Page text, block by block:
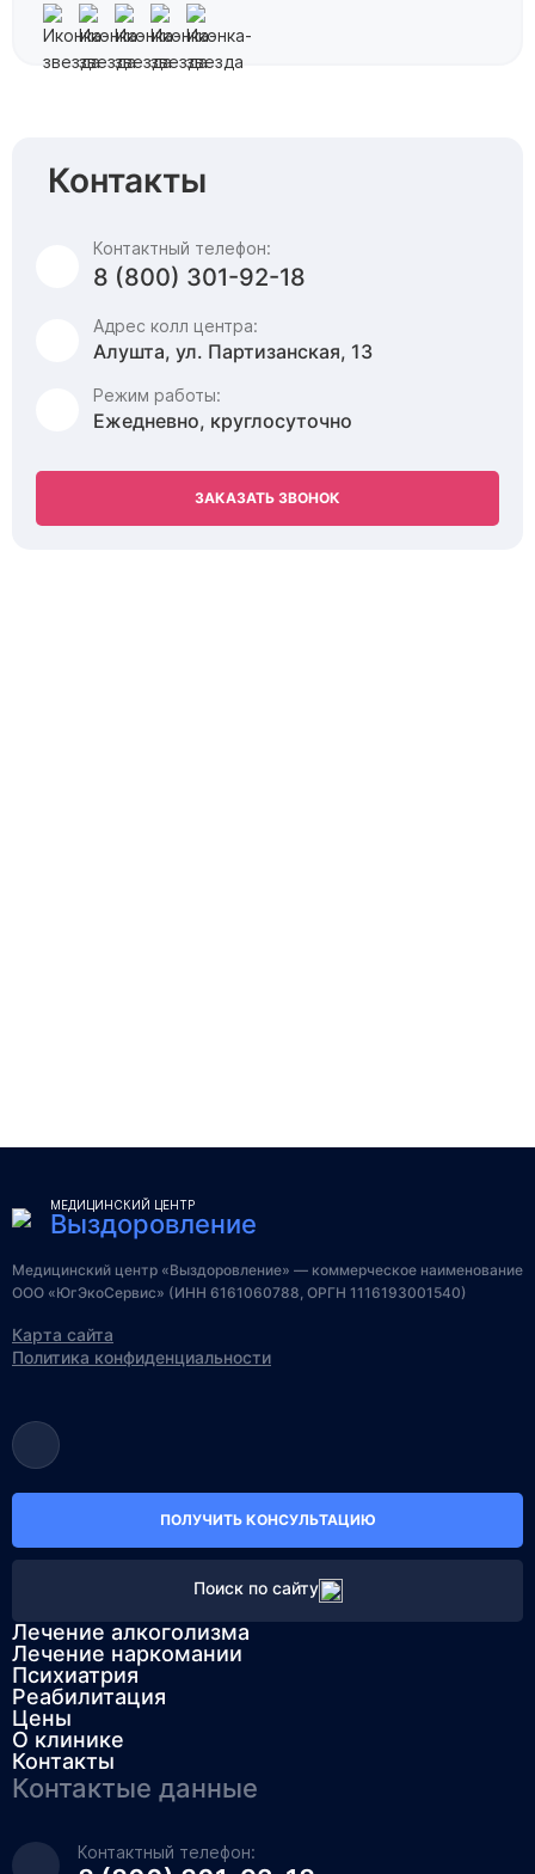
Контакты
Контактный телефон:
8 (800) 301-92-18
Адрес колл центра:
Алушта, ул. Партизанская, 13
Режим работы:
Ежедневно, круглосуточно
ЗАКАЗАТЬ ЗВОНОК
МЕДИЦИНСКИЙ ЦЕНТР
Выздоровление
Медицинский центр «Выздоровление» — коммерческое наименование
ООО «ЮгЭкоСервис» (ИНН 6161060788, ОРГН 1116193001540)
Карта сайта
Политика конфиденциальности
ПОЛУЧИТЬ КОНСУЛЬТАЦИЮ
Поиск по сайту
Лечение алкоголизма
Лечение наркомании
Психиатрия
Реабилитация
Цены
О клинике
Контакты
Контактые данные
Контактный телефон: